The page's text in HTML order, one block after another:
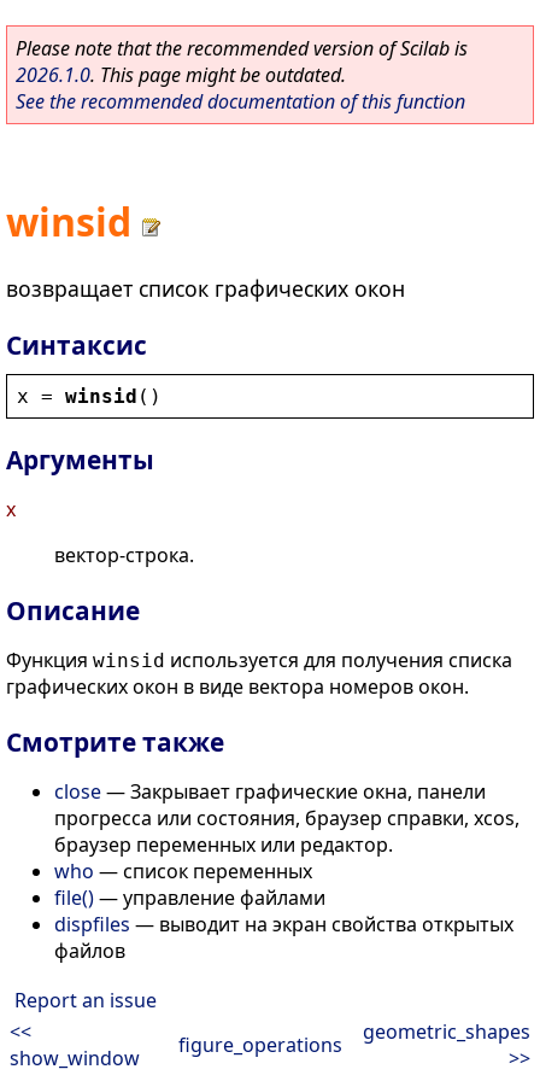
Please note that the recommended version of Scilab is
2026.1.0. This page might be outdated.
See the recommended documentation of this function
winsid
возвращает список графических окон
Синтаксис
x = winsid ()
Аргументы
x
вектор-строка.
Описание
Функция winsid используется для получения списка
графических окон в виде вектора номеров окон.
Смотрите также
close— Закрывает графические окна, панели
прогресса или состояния, браузер справки, xcos,
браузер переменных или редактор.
who — список переменных
file()— управление файлами
dispfiles — выводит на экран свойства открытых
файлов
Report an issue
<<
show_window
figure_operations
geometric_shapes
>>